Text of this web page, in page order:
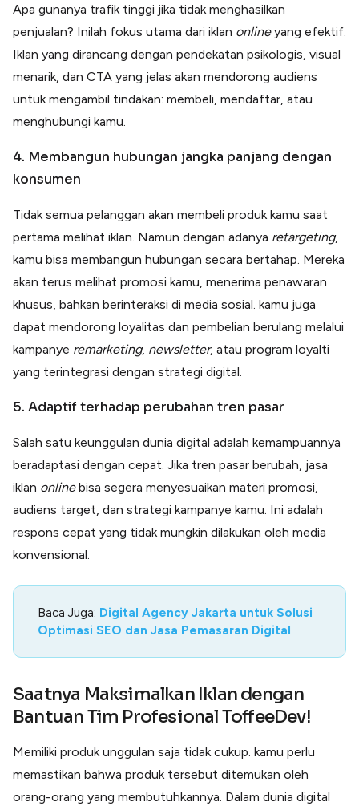
Apa gunanya trafik tinggi jika tidak menghasilkan
penjualan? Inilah fokus utama dari iklan onlineyang efektif.
Iklan yang dirancang dengan pendekatan psikologis, visual
menarik, dan CTA yang jelas akan mendorong audiens
untuk mengambil tindakan: membeli, mendaftar, atau
menghubungi kamu.
4. Membangun hubungan jangka panjang dengan
konsumen
Tidak semua pelanggan akan membeli produk kamu saat
pertama melihat iklan. Namun dengan adanya retargeting,
kamu bisa membangun hubungan secara bertahap. Mereka
akan terus melihat promosi kamu, menerima penawaran
khusus, bahkan berinteraksi di media sosial. kamu juga
dapat mendorong loyalitas dan pembelian berulang melalui
kampanye remarketing, newsletter, atau program loyalti
yang terintegrasi dengan strategi digital.
5. Adaptif terhadap perubahan tren pasar
Salah satu keunggulan dunia digital adalah kemampuannya
beradaptasi dengan cepat. Jika tren pasar berubah, jasa
iklan onlinebisa segera menyesuaikan materi promosi,
audiens target, dan strategi kampanye kamu. Ini adalah
respons cepat yang tidak mungkin dilakukan oleh media
konvensional.
Baca Juga: Digital Agency Jakarta untuk Solusi
Optimasi SEO dan Jasa Pemasaran Digital
Saatnya Maksimalkan Iklan dengan
Bantuan Tim Profesional ToffeeDev!
Memiliki produk unggulan saja tidak cukup. kamu perlu
memastikan bahwa produk tersebut ditemukan oleh
orang-orang yang membutuhkannya. Dalam dunia digital